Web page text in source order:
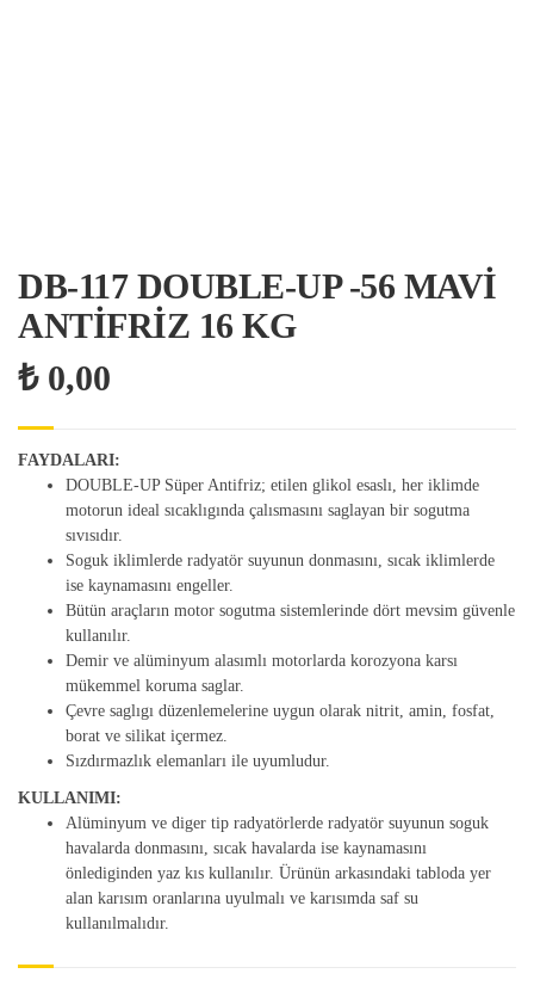
DB-117 DOUBLE-UP -56 MAVİ
ANTİFRİZ 16 KG
₺0,00
FAYDALARI:
DOUBLE-UP Süper Antifriz; etilen glikol esaslı, her iklimde
motorun ideal sıcaklıgında çalısmasını saglayan bir sogutma
sıvısıdır.
Soguk iklimlerde radyatör suyunun donmasını, sıcak iklimlerde
ise kaynamasını engeller.
Bütün araçların motor sogutma sistemlerinde dört mevsim güvenle
kullanılır.
Demir ve alüminyum alasımlı motorlarda korozyona karsı
mükemmel koruma saglar.
Çevre saglıgı düzenlemelerine uygun olarak nitrit, amin, fosfat,
borat ve silikat içermez.
Sızdırmazlık elemanları ile uyumludur.
KULLANIMI:
Alüminyum ve diger tip radyatörlerde radyatör suyunun soguk
havalarda donmasını, sıcak havalarda ise kaynamasını
önlediginden yaz kıs kullanılır. Ürünün arkasındaki tabloda yer
alan karısım oranlarına uyulmalı ve karısımda saf su
kullanılmalıdır.